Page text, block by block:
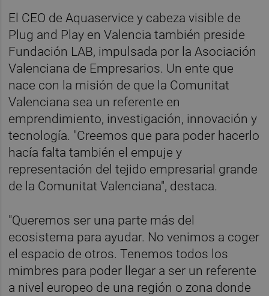
El CEO de Aquaservice y cabeza visible de
Plug and Play en Valencia también preside
Fundación LAB, impulsada por la Asociación
Valenciana de Empresarios. Un ente que
nace con la misión de que la Comunitat
Valenciana sea un referente en
emprendimiento, investigación, innovación y
tecnología. "Creemos que para poder hacerlo
hacía falta también el empuje y
representación del tejido empresarial grande
de la Comunitat Valenciana", destaca.
"Queremos ser una parte más del
ecosistema para ayudar. No venimos a coger
el espacio de otros. Tenemos todos los
mimbres para poder llegar a ser un referente
a nivel europeo de una región o zona donde